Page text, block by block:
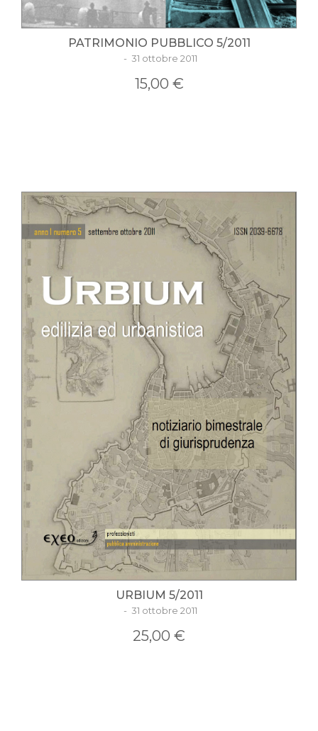
PATRIMONIO PUBBLICO 5/2011
- 31 ottobre 2011
15,00 €
URBIUM 5/2011
- 31 ottobre 2011
25,00 €